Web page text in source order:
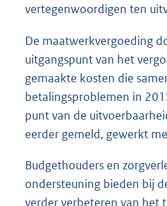
vertegenwoordigen ten
De maatwerkvergoeding
uitgangspunt van het
gemaakte kosten die
betalingsproblemen in
punt van de
eerder gemeld, gewerkt
Budgethouders en
ondersteuning bieden bij
verder verbeteren van het